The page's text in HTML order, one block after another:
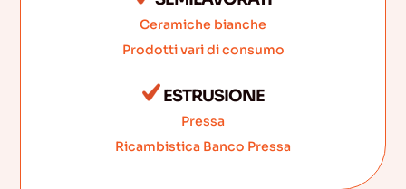
Ceramiche bianche
Prodotti vari di consumo
ESTRUSIONE
Pressa
Ricambistica Banco Pressa